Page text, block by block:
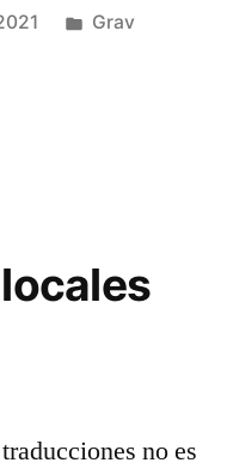
Publicado
Grav
no es